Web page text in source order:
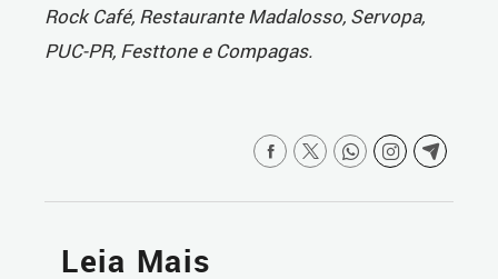
Rock Café, Restaurante Madalosso, Servopa,
PUC-PR, Festtone e Compagas.
Leia Mais